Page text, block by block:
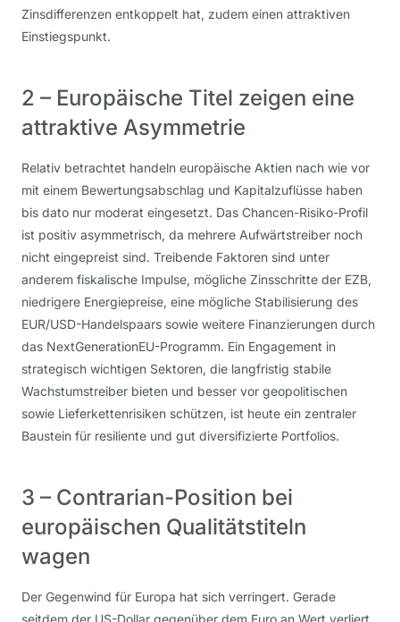
Zinsdifferenzen entkoppelt hat, zudem einen attraktiven
Einstiegspunkt.
2 – Europäische Titel zeigen eine
attraktive Asymmetrie
Relativ betrachtet handeln europäische Aktien nach wie vor
mit einem Bewertungsabschlag und Kapitalzuflüsse haben
bis dato nur moderat eingesetzt. Das Chancen-Risiko-Profil
ist positiv asymmetrisch, da mehrere Aufwärtstreiber noch
nicht eingepreist sind. Treibende Faktoren sind unter
anderem fiskalische Impulse, mögliche Zinsschritte der EZB,
niedrigere Energiepreise, eine mögliche Stabilisierung des
EUR/USD-Handelspaars sowie weitere Finanzierungen durch
das NextGenerationEU-Programm. Ein Engagement in
strategisch wichtigen Sektoren, die langfristig stabile
Wachstumstreiber bieten und besser vor geopolitischen
sowie Lieferkettenrisiken schützen, ist heute ein zentraler
Baustein für resiliente und gut diversifizierte Portfolios.
3 – Contrarian-Position bei
europäischen Qualitätstiteln
wagen
Der Gegenwind für Europa hat sich verringert. Gerade
seitdem der US-Dollar gegenüber dem Euro an Wert verliert,